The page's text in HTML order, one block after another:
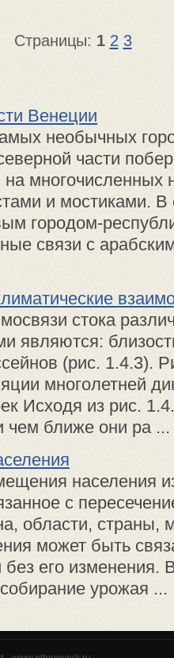
Страницы: 1 2 3
Венеции
необычных
части
многочисленных
и мостиками. В
городом-
связи с
стока
являются:
(рис. 1.4.3).
многолетней
Исходя из рис.
чем ближе они ра ...
населения
с
области, страны,
может быть
без его изменения.
урожая ...